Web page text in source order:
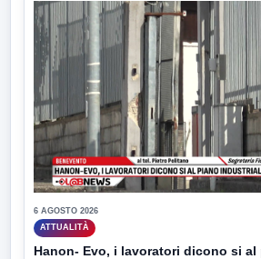
6 AGOSTO 2026
ATTUALITÀ
Hanon- Evo, i lavoratori dicono si